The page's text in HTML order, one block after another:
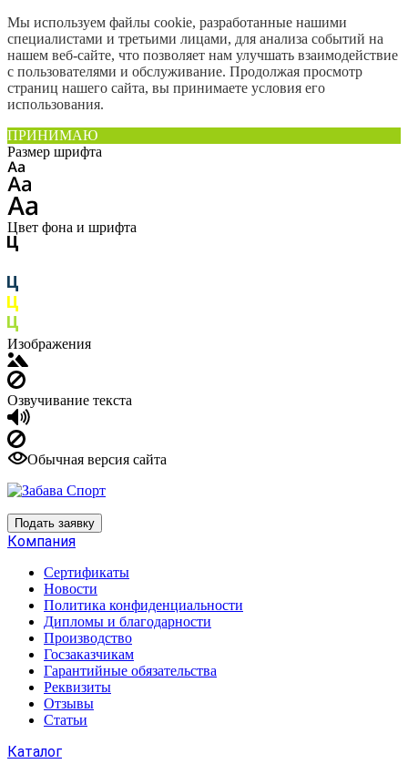
Мы используем файлы cookie, разработанные нашими
специалистами и третьими лицами, для анализа событий на
нашем веб-сайте, что позволяет нам улучшать взаимодействие
с пользователями и обслуживание. Продолжая просмотр
страниц нашего сайта, вы принимаете условия его
использования.
ПРИНИМАЮ
Размер шрифта
Цвет фона и шрифта
Изображения
Озвучивание текста
Обычная версия сайта
Подать заявку
Компания
Сертификаты
Новости
Политика конфиденциальности
Дипломы и благодарности
Производство
Госзаказчикам
Гарантийные обязательства
Реквизиты
Отзывы
Статьи
Каталог